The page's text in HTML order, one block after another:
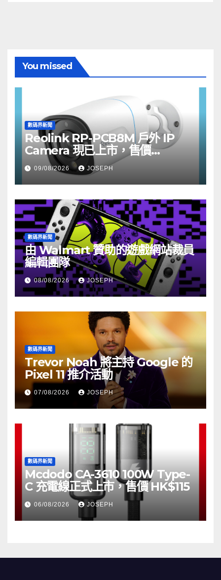
You missed
數碼界新聞
Reolink RP-PCB8M 戶外 IP
Camera 現已上市，售價
HK$722
09/08/2026 JOSEPH
數碼界新聞
由 Walmart 贊助的遊戲網站裁員
編輯團隊
08/08/2026 JOSEPH
數碼界新聞
Trevor Noah 將主持 Google 的
Pixel 11 推介活動
07/08/2026 JOSEPH
數碼界新聞
Mcdodo CA-3610 100W Type-
C 充電線正式上市，售價 HK$115
06/08/2026 JOSEPH